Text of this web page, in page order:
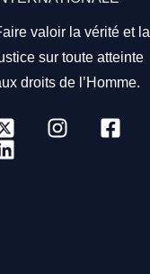
valoir la vérité et la
sur toute atteinte
droits de l’Homme.